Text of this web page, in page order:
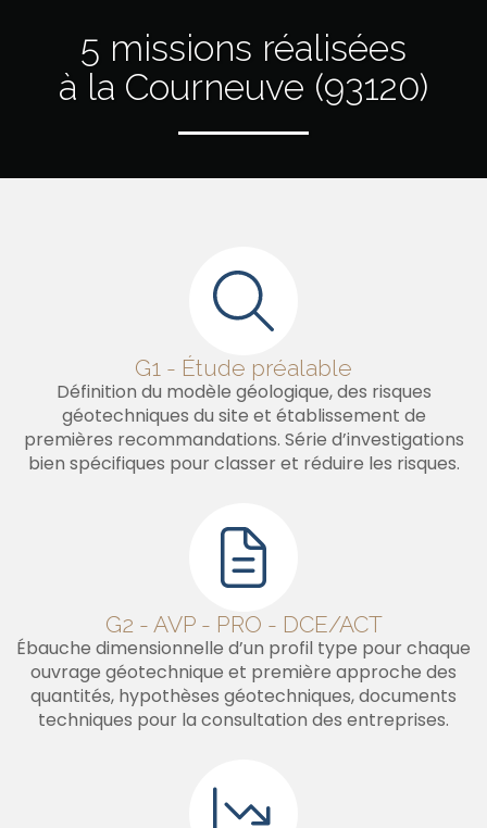
5 missions réalisées
à la Courneuve (93120)
G1 - Étude préalable
Définition du modèle géologique, des risques
géotechniques du site et établissement de
premières recommandations. Série d’investigations
bien spécifiques pour classer et réduire les risques.
G2 - AVP - PRO - DCE/ACT
Ébauche dimensionnelle d’un profil type pour chaque
ouvrage géotechnique et première approche des
quantités, hypothèses géotechniques, documents
techniques pour la consultation des entreprises.